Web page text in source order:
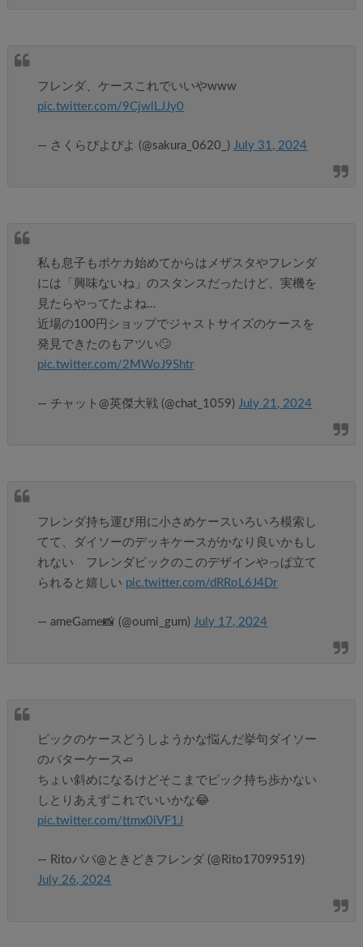
フレンダ、ケースこれでいいやwww
pic.twitter.com/9CjwlLJJy0
— さくらぴよぴよ (@sakura_0620_) July 31, 2024
私も息子もポケカ始めてからはメザスタやフレンダ
には「興味ないね」のスタンスだったけど、実機を
見たらやってたよね…
近場の100円ショップでジャストサイズのケースを
発見できたのもアツい🙄
pic.twitter.com/2MWoJ9Shtr
— チャット@英傑大戦 (@chat_1059)July 21, 2024
フレンダ持ち運び用に小さめケースいろいろ模索し
てて、ダイソーのデッキケースがかなり良いかもし
れない フレンダピックのこのデザインやっぱ立て
られると嬉しい pic.twitter.com/dRRoL6J4Dr
— ameGame📸 (@oumi_gum) July 17, 2024
ピックのケースどうしようかな悩んだ挙句ダイソー
のバターケース🧈
ちょい斜めになるけどそこまでピック持ち歩かない
しとりあえずこれでいいかな😂
pic.twitter.com/ttmx0iVF1J
— Ritoパパ@ときどきフレンダ (@Rito17099519)
July 26, 2024